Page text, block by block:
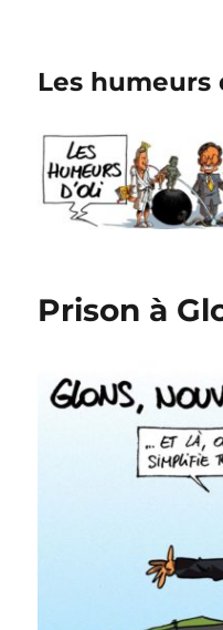
Les humeurs
Prison à